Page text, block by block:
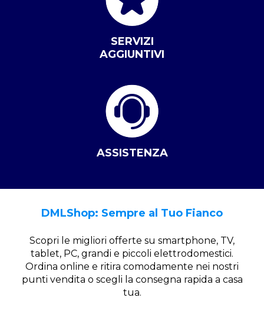
SERVIZI
AGGIUNTIVI
ASSISTENZA
DMLShop: Sempre al Tuo Fianco
Scopri le migliori offerte su smartphone, TV,
tablet, PC, grandi e piccoli elettrodomestici.
Ordina online e ritira comodamente nei nostri
punti vendita o scegli la consegna rapida a casa
tua.